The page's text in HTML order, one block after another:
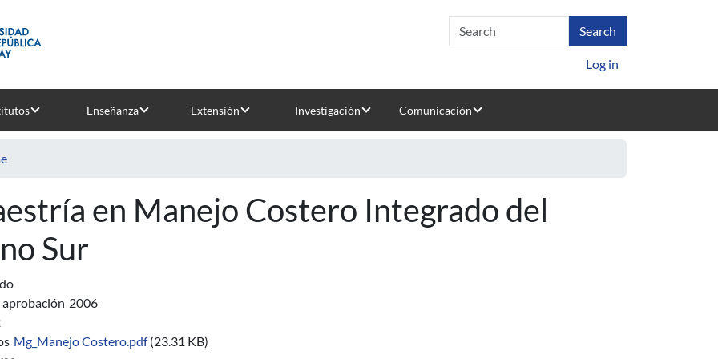
Log in
Enseñanza Extensión Investigación Comunicación
en Manejo Costero Integrado del
Sur
2006
Mg_Manejo Costero.pdf (23.31 KB)